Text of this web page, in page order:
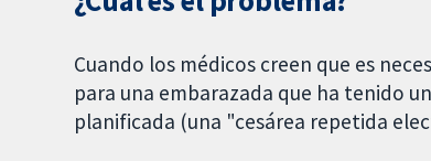
Cuando los médicos creen que es
para una embarazada que ha tenido
planificada (una "cesárea repetida